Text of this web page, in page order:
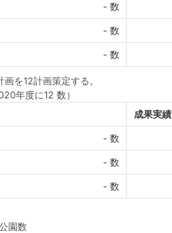
- 数
- 数
- 数
を12計画策定する。
年度に12 数）
成果実績
- 数
- 数
- 数
園数